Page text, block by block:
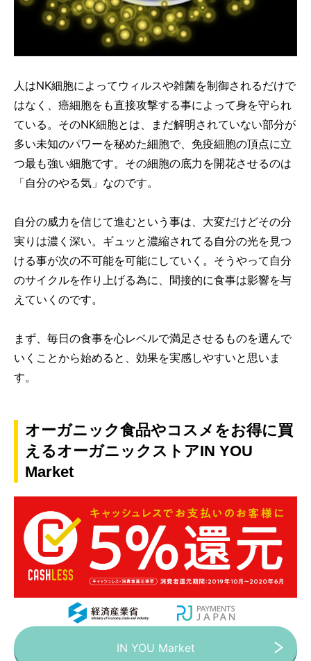
人はNK細胞によってウィルスや雑菌を制御されるだけで
はなく、癌細胞をも直接攻撃する事によって身を守られ
ている。そのNK細胞とは、まだ解明されていない部分が
多い未知のパワーを秘めた細胞で、免疫細胞の頂点に立
つ最も強い細胞です。その細胞の底力を開花させるのは
「自分のやる気」なのです。
自分の威力を信じて進むという事は、大変だけどその分
実りは濃く深い。ギュッと濃縮されてる自分の光を見つ
ける事が次の不可能を可能にしていく。そうやって自分
のサイクルを作り上げる為に、間接的に食事は影響を与
えていくのです。
まず、毎日の食事を心レベルで満足させるものを選んで
いくことから始めると、効果を実感しやすいと思いま
す。
オーガニック食品やコスメをお得に買
えるオーガニックストアIN YOU
Market
IN YOU Market